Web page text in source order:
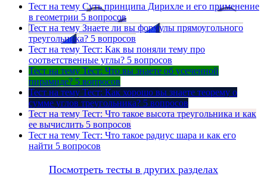
Тест на тему Суть принципа Дирихле и его применение
в геометрии 5 вопросов
Тест на тему Знаете ли вы формулы прямоугольного
треугольника? 5 вопросов
Тест на тему Тест: Как вы поняли тему про
соответственные углы? 5 вопросов
Тест на тему Тест: Что вы знаете об усеченной
пирамиде? 5 вопросов
Тест на тему Тест: Как хорошо вы знаете теорему о
сумме углов треугольника? 5 вопросов
Тест на тему Тест: Что такое высота треугольника и как
ее вычислить 5 вопросов
Тест на тему Тест: Что такое радиус шара и как его
найти 5 вопросов
Посмотреть тесты в других разделах